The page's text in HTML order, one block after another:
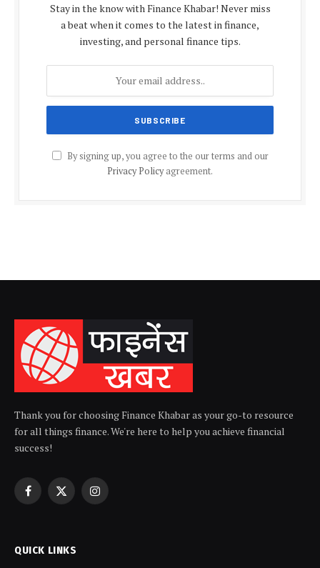
Stay in the know with Finance Khabar! Never miss
a beat when it comes to the latest in finance,
investing, and personal finance tips.
By signing up, you agree to the our terms and our
Privacy Policyagreement.
Thank you for choosing Finance Khabar as your go-to resource
for all things finance. We're here to help you achieve financial
success!
Facebook
X
Instagram
QUICK LINKS